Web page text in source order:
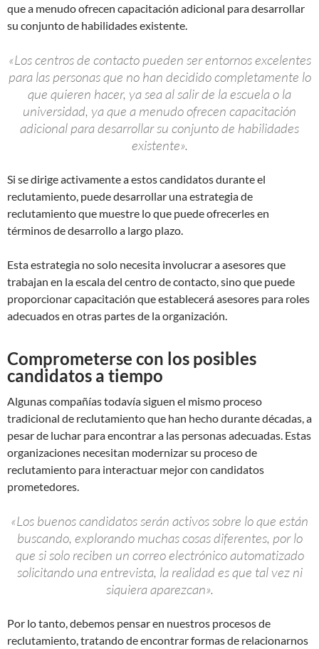
que a menudo ofrecen capacitación adicional para desarrollar
su conjunto de habilidades existente.
«Los centros de contacto pueden ser entornos excelentes
para las personas que no han decidido completamente lo
que quieren hacer, ya sea al salir de la escuela o la
universidad, ya que a menudo ofrecen capacitación
adicional para desarrollar su conjunto de habilidades
existente».
Si se dirige activamente a estos candidatos durante el
reclutamiento, puede desarrollar una estrategia de
reclutamiento que muestre lo que puede ofrecerles en
términos de desarrollo a largo plazo.
Esta estrategia no solo necesita involucrar a asesores que
trabajan en la escala del centro de contacto, sino que puede
proporcionar capacitación que establecerá asesores para roles
adecuados en otras partes de la organización.
Comprometerse con los posibles
candidatos a tiempo
Algunas compañías todavía siguen el mismo proceso
tradicional de reclutamiento que han hecho durante décadas, a
pesar de luchar para encontrar a las personas adecuadas. Estas
organizaciones necesitan modernizar su proceso de
reclutamiento para interactuar mejor con candidatos
prometedores.
«Los buenos candidatos serán activos sobre lo que están
buscando, explorando muchas cosas diferentes, por lo
que si solo reciben un correo electrónico automatizado
solicitando una entrevista, la realidad es que tal vez ni
siquiera aparezcan».
Por lo tanto, debemos pensar en nuestros procesos de
reclutamiento, tratando de encontrar formas de relacionarnos